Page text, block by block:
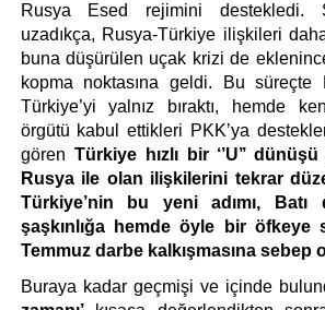
Rusya Esed rejimini destekledi.
uzadıkça, Rusya-Türkiye ilişkileri
buna düşürülen uçak krizi de
kopma noktasına geldi. Bu süreçte
Türkiye’yi yalnız bıraktı, hemde
örgütü kabul ettikleri PKK’ya
gören Türkiye hızlı bir ‘’U’’
Rusya ile olan ilişkilerini tekrar
Türkiye’nin bu yeni adımı, Batı
şaşkınlığa hemde öyle bir
Temmuz darbe kalkışmasına sebep
Buraya kadar geçmişi ve içinde